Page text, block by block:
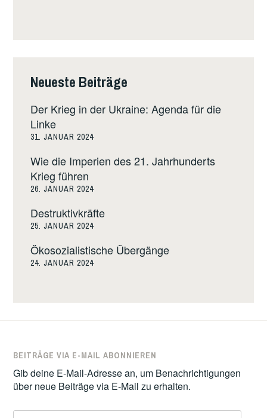
Neueste Beiträge
Der Krieg in der Ukraine: Agenda für die
Linke
31. JANUAR 2024
Wie die Imperien des 21. Jahrhunderts
Krieg führen
26. JANUAR 2024
Destruktivkräfte
25. JANUAR 2024
Ökosozialistische Übergänge
24. JANUAR 2024
BEITRÄGE VIA E-MAIL ABONNIEREN
Gib deine E-Mail-Adresse an, um Benachrichtigungen
über neue Beiträge via E-Mail zu erhalten.